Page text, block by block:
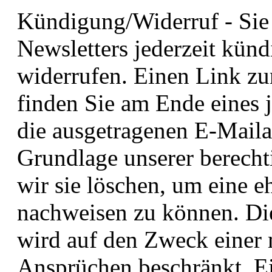
Kündigung/Widerruf - Sie
Newsletters jederzeit
widerrufen. Einen Link
finden Sie am Ende
die ausgetragenen E-
Grundlage unserer
wir sie löschen, um eine
nachweisen zu können.
wird auf den Zweck
Ansprüchen beschränkt.